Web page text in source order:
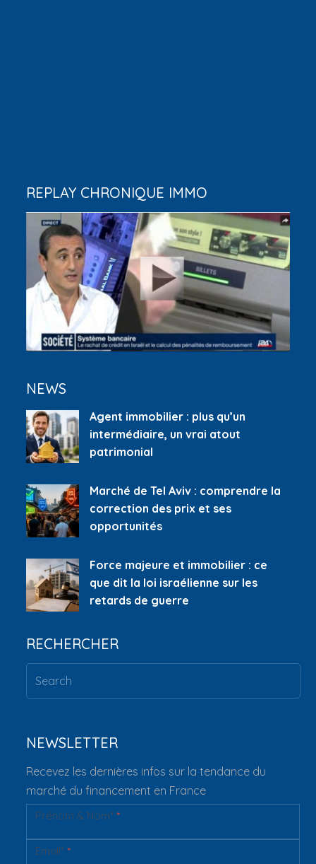
REPLAY CHRONIQUE IMMO
NEWS
Agent immobilier : plus qu’un
intermédiaire, un vrai atout
patrimonial
Marché de Tel Aviv : comprendre la
correction des prix et ses
opportunités
Force majeure et immobilier : ce
que dit la loi israélienne sur les
retards de guerre
RECHERCHER
NEWSLETTER
Recevez les dernières infos sur la tendance du
marché du financement en France
Newsletter
Prénom & Nom**
Email**